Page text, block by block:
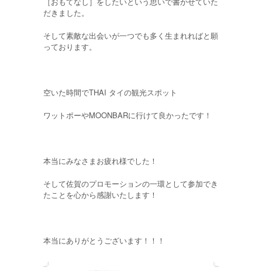
だきました。
そして素敵な出会いが一つでも多く生まれればと願
っております。
空いた時間でTHAI タイの観光スポット
ワットポーやMOONBARに行けて良かったです！
本当にみなさまお疲れ様でした！
そして佐賀のプロモーションの一環として参加でき
たことを心から感謝いたします！
本当にありがとうございます！！！